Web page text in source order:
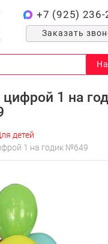
+7 (925) 236-
Заказать
1 на
детей
1 на годик №649